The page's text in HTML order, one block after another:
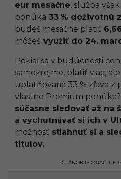
eur mesačne, služba
ponúka 33 % doživotnú
budeš mesačne platiť
môžeš využiť do 24.
Pokiaľ sa v budúcnosti
samozrejme, platiť viac,
uplatňovaná 33 % zľava z
vlastne Premium
súčasne sledovať až na
a vychutnávať si ich v
možnosť stiahnuť si a
titulov.
ČLÁNOK POKRAČUJE